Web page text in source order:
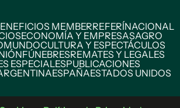
MEMBERREFERÍNACIONAL
ECONOMÍA Y EMPRESASAGRO
MUNDOCULTURA Y ESPECTÁCULOS
FÚNEBRESREMATES Y LEGALES
ESPECIALESPUBLICACIONES
ESPAÑAESTADOS UNIDOS